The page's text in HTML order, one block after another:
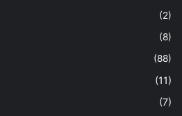
(2)
(8)
(88)
(11)
(7)